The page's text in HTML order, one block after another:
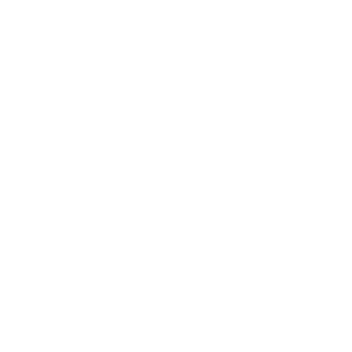
de dezvoltare în care se află cei mici pe măsură ce